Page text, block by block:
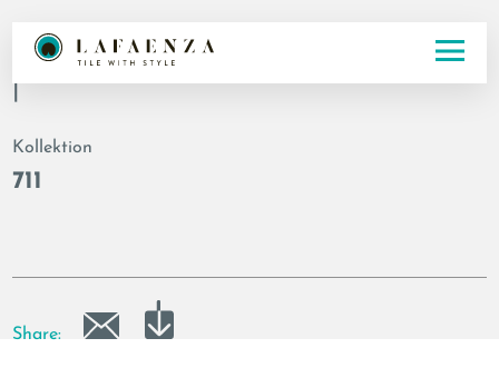
Artikelnummer
|
Kollektion
711
Share: